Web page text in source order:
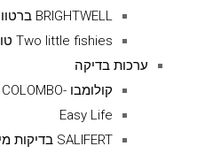
BRIGHTWELL ברטוויול
Two little fishies טו ליטל פיש
ערכות בדיקה
קולומבו -COLOMBO
Easy Life
SALIFERT בדיקות מים מלוחים